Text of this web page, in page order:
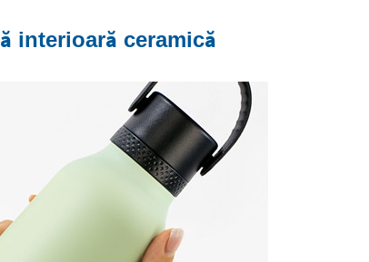
interioară ceramică